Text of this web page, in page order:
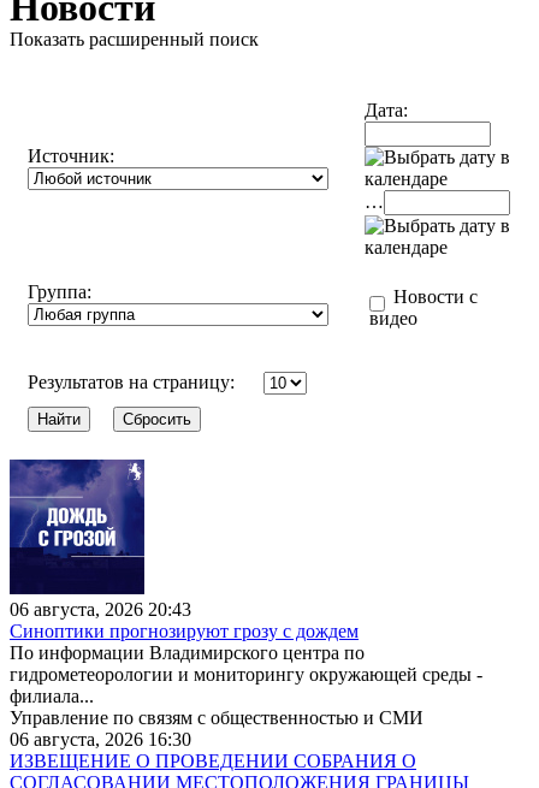
Показать расширенный поиск
Источник:
Дата:
…
Группа:
Новости с
видео
Результатов на страницу:
06 августа, 2026 20:43
Синоптики прогнозируют грозу с дождем
По информации Владимирского центра по
гидрометеорологии и мониторингу окружающей среды -
филиала...
Управление по связям с общественностью и СМИ
06 августа, 2026 16:30
ИЗВЕЩЕНИЕ О ПРОВЕДЕНИИ СОБРАНИЯ О
СОГЛАСОВАНИИ МЕСТОПОЛОЖЕНИЯ ГРАНИЦЫ